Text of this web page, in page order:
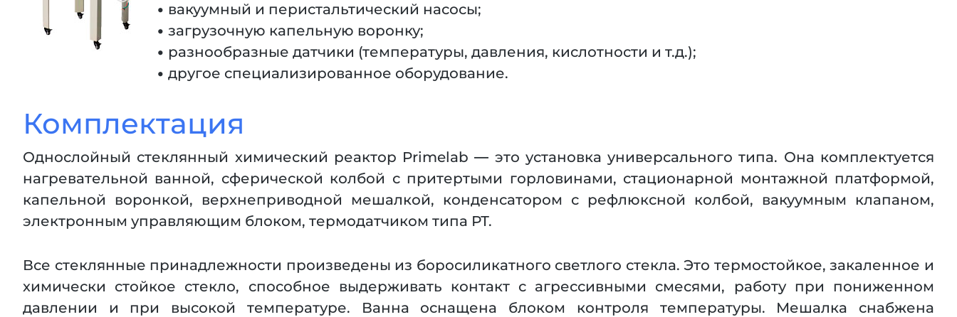
• вакуумный и перистальтический насосы;
• загрузочную капельную воронку;
• разнообразные датчики (температуры, давления, кислотности и т.д.);
• другое специализированное оборудование.
Комплектация
Однослойный стеклянный химический реактор Primelab — это установка универсального типа. Она комплектуется
нагревательной ванной, сферической колбой с притертыми горловинами, стационарной монтажной платформой,
капельной воронкой, верхнеприводной мешалкой, конденсатором с рефлюксной колбой, вакуумным клапаном,
электронным управляющим блоком, термодатчиком типа РТ.
Все стеклянные принадлежности произведены из боросиликатного светлого стекла. Это термостойкое, закаленное и
химически стойкое стекло, способное выдерживать контакт с агрессивными смесями, работу при пониженном
давлении и при высокой температуре. Ванна оснащена блоком контроля температуры. Мешалка снабжена